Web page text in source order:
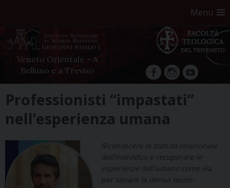
Menu
Veneto Orientale – A
Belluno e a Treviso
facebookInstagram
YouTube
content
Professionisti “impastati”
nell’esperienza umana
Riconoscere lo statuto relazionale
dell’individuo e recuperare le
esperienze dell’umano come via
per sanare la deriva tecno-